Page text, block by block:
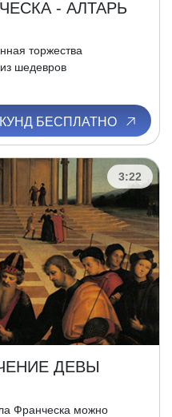
- АЛТАРЬ
торжества
шедевров
БЕСПЛАТНО
3:22
ДЕВЫ
Франческа можно